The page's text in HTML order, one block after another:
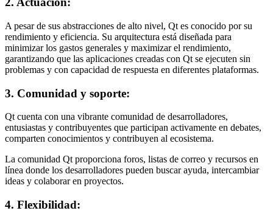
A pesar de sus abstracciones de alto nivel, Qt es conocido por su
rendimiento y eficiencia. Su arquitectura está diseñada para
minimizar los gastos generales y maximizar el rendimiento,
garantizando que las aplicaciones creadas con Qt se ejecuten sin
problemas y con capacidad de respuesta en diferentes plataformas.
3. Comunidad y soporte:
Qt cuenta con una vibrante comunidad de desarrolladores,
entusiastas y contribuyentes que participan activamente en debates,
comparten conocimientos y contribuyen al ecosistema.
La comunidad Qt proporciona foros, listas de correo y recursos en
línea donde los desarrolladores pueden buscar ayuda, intercambiar
ideas y colaborar en proyectos.
4. Flexibilidad: